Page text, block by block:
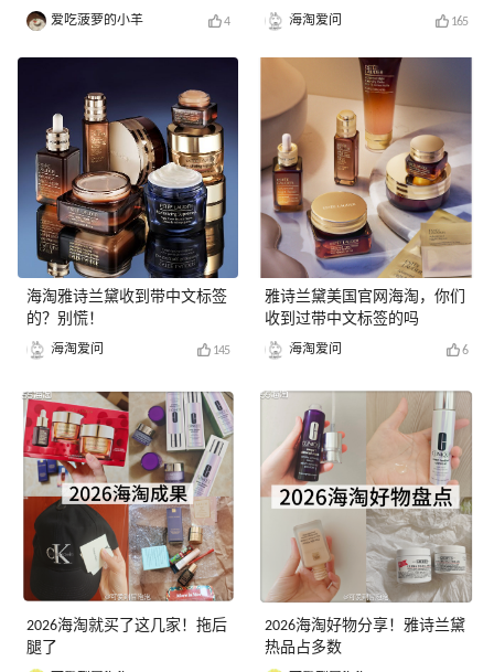
爱吃菠萝的小羊 4
海淘雅诗兰黛收到带中文标签
的？别慌！
海淘爱问 145
2026海淘就买了这几家！拖后
腿了
海淘爱问 165
雅诗兰黛美国官网海淘，你们
收到过带中文标签的吗
海淘爱问 6
2026海淘好物分享！雅诗兰黛
热品占多数